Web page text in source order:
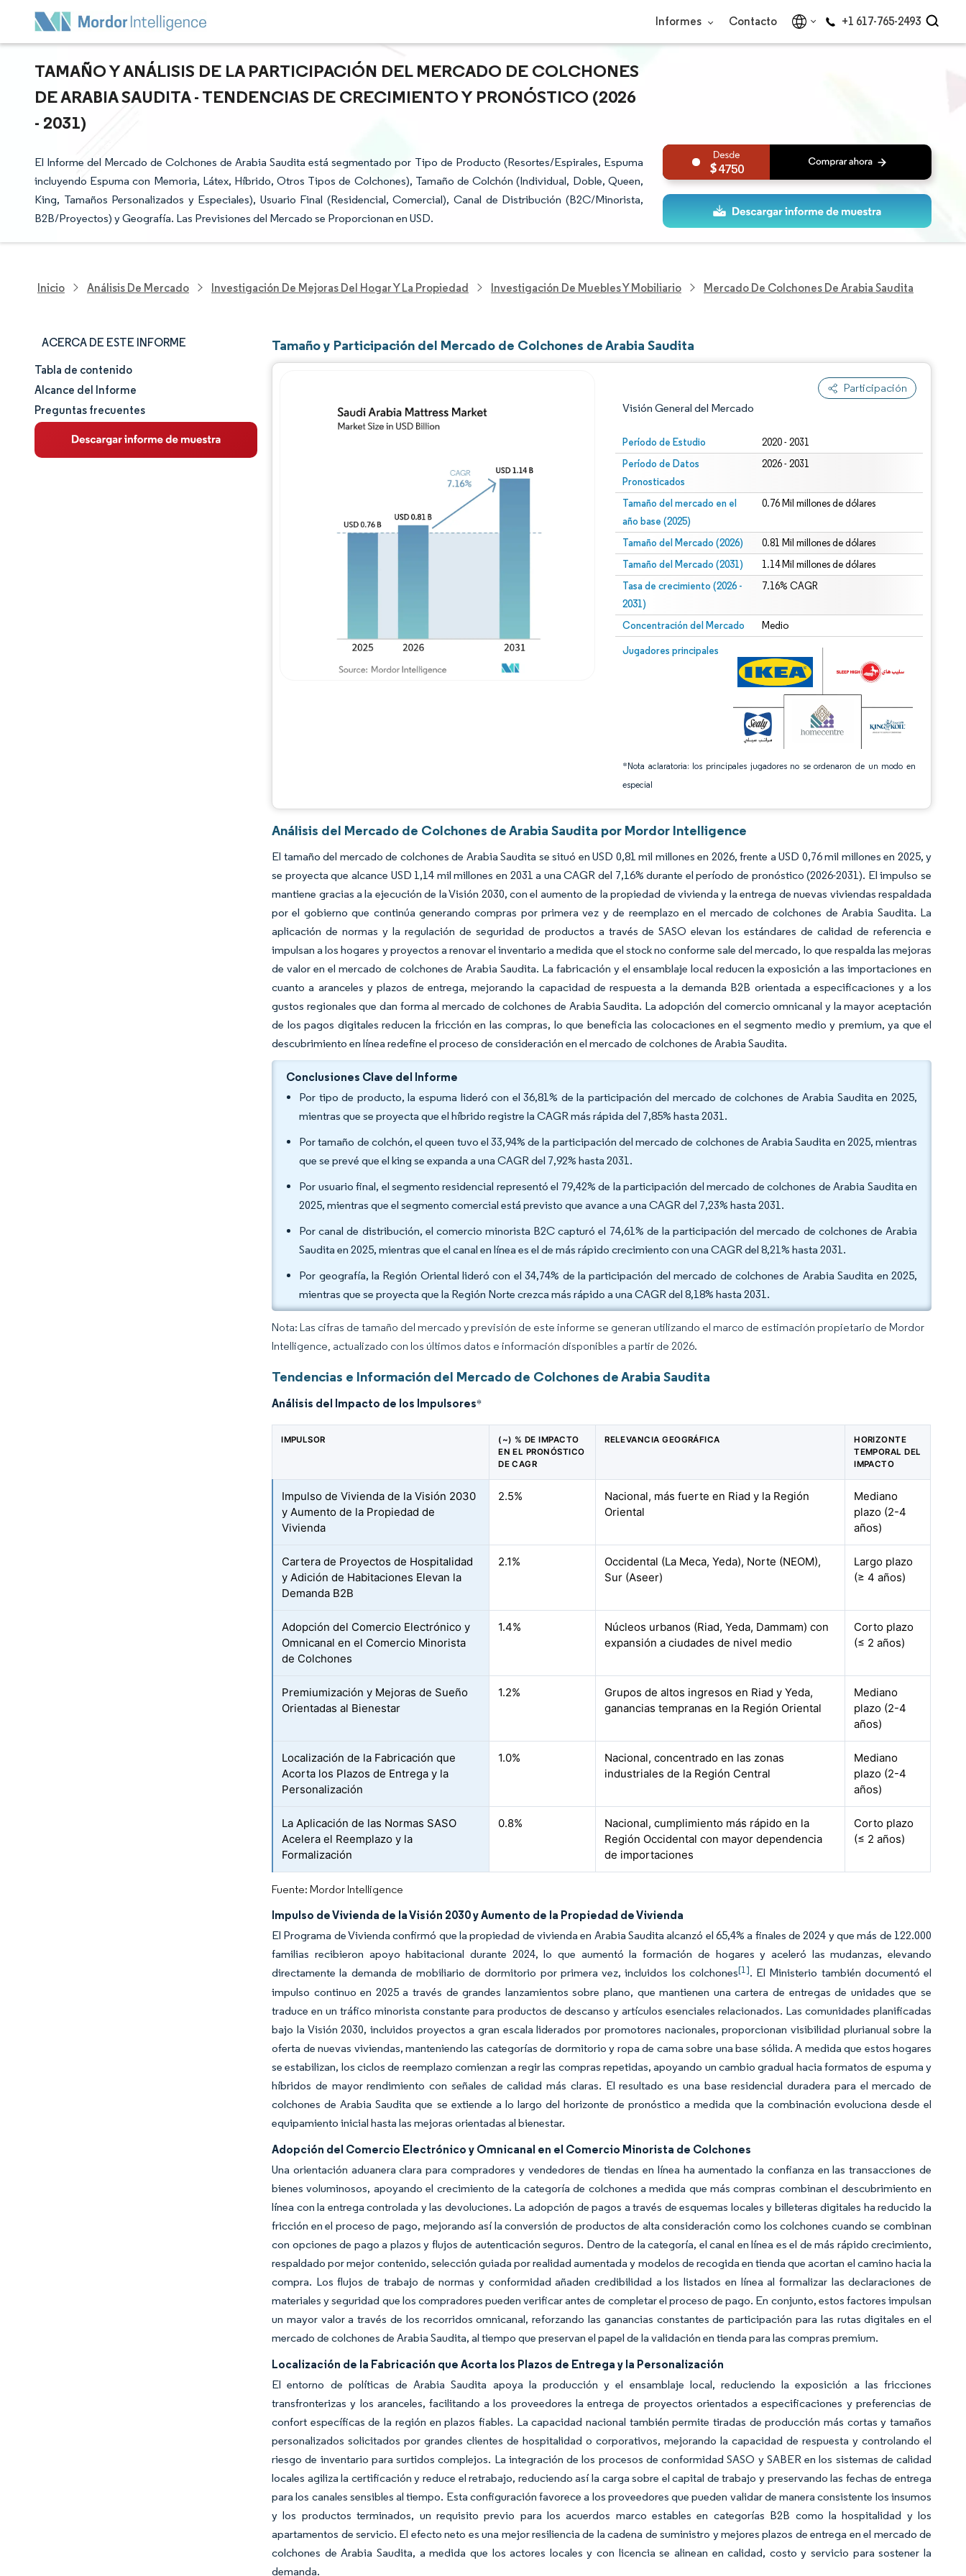
Informes Contacto +1 617-765-2493
TAMAÑO Y ANÁLISIS DE LA PARTICIPACIÓN DEL MERCADO DE COLCHONES
DE ARABIA SAUDITA - TENDENCIAS DE CRECIMIENTO Y PRONÓSTICO (2026
- 2031)
El Informe del Mercado de Colchones de Arabia Saudita está segmentado por Tipo de Producto (Resortes/Espirales, Espuma
incluyendo Espuma con Memoria, Látex, Híbrido, Otros Tipos de Colchones), Tamaño de Colchón (Individual, Doble, Queen,
King, Tamaños Personalizados y Especiales), Usuario Final (Residencial, Comercial), Canal de Distribución (B2C/Minorista,
B2B/Proyectos) y Geografía. Las Previsiones del Mercado se Proporcionan en USD.
4750
Inicio Análisis De Mercado Investigación De Mejoras Del Hogar Y La Propiedad Investigación De Muebles Y Mobiliario Mercado De Colchones De Arabia Saudita
ACERCA DE ESTE INFORME
Tamaño y cuota de mercado
Análisis de mercado
Tendencias e ideas
Tabla de contenido
Alcance del Informe
Preguntas frecuentes
Tamaño y Participación del Mercado de Colchones de Arabia Saudita
Participación
Visión General del Mercado
Período de Estudio 2020 - 2031
Período de Datos
Pronosticados
2026 - 2031
Tamaño del mercado en el
año base (2025)
0.76 Mil millones de dólares
Tamaño del Mercado (2026) 0.81 Mil millones de dólares
Tamaño del Mercado (2031) 1.14 Mil millones de dólares
Tasa de crecimiento (2026 -
2031)
7.16% CAGR
Concentración del Mercado Medio
Jugadores principales
*Nota aclaratoria: los principales jugadores no se ordenaron de un modo en
especial
Imagen © Mordor Intelligence. El uso requiere atribución según CC BY 4.0.
Imagen © Mordor Intelligence. El uso requiere atribución según CC BY 4.0.
Análisis del Mercado de Colchones de Arabia Saudita por Mordor Intelligence
El tamaño del mercado de colchones de Arabia Saudita se situó en USD 0,81 mil millones en 2026, frente a USD 0,76 mil millones en 2025, y
se proyecta que alcance USD 1,14 mil millones en 2031 a una CAGR del 7,16% durante el período de pronóstico (2026-2031). El impulso se
mantiene gracias a la ejecución de la Visión 2030, con el aumento de la propiedad de vivienda y la entrega de nuevas viviendas respaldada
por el gobierno que continúa generando compras por primera vez y de reemplazo en el mercado de colchones de Arabia Saudita. La
aplicación de normas y la regulación de seguridad de productos a través de SASO elevan los estándares de calidad de referencia e
impulsan a los hogares y proyectos a renovar el inventario a medida que el stock no conforme sale del mercado, lo que respalda las mejoras
de valor en el mercado de colchones de Arabia Saudita. La fabricación y el ensamblaje local reducen la exposición a las importaciones en
cuanto a aranceles y plazos de entrega, mejorando la capacidad de respuesta a la demanda B2B orientada a especificaciones y a los
gustos regionales que dan forma al mercado de colchones de Arabia Saudita. La adopción del comercio omnicanal y la mayor aceptación
de los pagos digitales reducen la fricción en las compras, lo que beneficia las colocaciones en el segmento medio y premium, ya que el
descubrimiento en línea redefine el proceso de consideración en el mercado de colchones de Arabia Saudita.
Conclusiones Clave del Informe
Por tipo de producto, la espuma lideró con el 36,81% de la participación del mercado de colchones de Arabia Saudita en 2025,
mientras que se proyecta que el híbrido registre la CAGR más rápida del 7,85% hasta 2031.
Por tamaño de colchón, el queen tuvo el 33,94% de la participación del mercado de colchones de Arabia Saudita en 2025, mientras
que se prevé que el king se expanda a una CAGR del 7,92% hasta 2031.
Por usuario final, el segmento residencial representó el 79,42% de la participación del mercado de colchones de Arabia Saudita en
2025, mientras que el segmento comercial está previsto que avance a una CAGR del 7,23% hasta 2031.
Por canal de distribución, el comercio minorista B2C capturó el 74,61% de la participación del mercado de colchones de Arabia
Saudita en 2025, mientras que el canal en línea es el de más rápido crecimiento con una CAGR del 8,21% hasta 2031.
Por geografía, la Región Oriental lideró con el 34,74% de la participación del mercado de colchones de Arabia Saudita en 2025,
mientras que se proyecta que la Región Norte crezca más rápido a una CAGR del 8,18% hasta 2031.
Nota: Las cifras de tamaño del mercado y previsión de este informe se generan utilizando el marco de estimación propietario de Mordor
Intelligence, actualizado con los últimos datos e información disponibles a partir de 2026.
Tendencias e Información del Mercado de Colchones de Arabia Saudita
Análisis del Impacto de los Impulsores*
IMPULSOR
(~) % DE IMPACTO
EN EL PRONÓSTICO
DE CAGR
RELEVANCIA GEOGRÁFICA
HORIZONTE
TEMPORAL DEL
IMPACTO
Impulso de Vivienda de la Visión 2030
y Aumento de la Propiedad de
Vivienda
2.5%
Nacional, más fuerte en Riad y la Región
Oriental
Mediano
plazo (2-4
años)
Cartera de Proyectos de Hospitalidad
y Adición de Habitaciones Elevan la
Demanda B2B
2.1%
Occidental (La Meca, Yeda), Norte (NEOM),
Sur (Aseer)
Largo plazo
(≥ 4 años)
Adopción del Comercio Electrónico y
Omnicanal en el Comercio Minorista
de Colchones
1.4%
Núcleos urbanos (Riad, Yeda, Dammam) con
expansión a ciudades de nivel medio
Corto plazo
(≤ 2 años)
Premiumización y Mejoras de Sueño
Orientadas al Bienestar
1.2%
Grupos de altos ingresos en Riad y Yeda,
ganancias tempranas en la Región Oriental
Mediano
plazo (2-4
años)
Localización de la Fabricación que
Acorta los Plazos de Entrega y la
Personalización
1.0%
Nacional, concentrado en las zonas
industriales de la Región Central
Mediano
plazo (2-4
años)
La Aplicación de las Normas SASO
Acelera el Reemplazo y la
Formalización
0.8%
Nacional, cumplimiento más rápido en la
Región Occidental con mayor dependencia
de importaciones
Corto plazo
(≤ 2 años)
Fuente: Mordor Intelligence
Impulso de Vivienda de la Visión 2030 y Aumento de la Propiedad de Vivienda
El Programa de Vivienda confirmó que la propiedad de vivienda en Arabia Saudita alcanzó el 65,4% a finales de 2024 y que más de 122.000
familias recibieron apoyo habitacional durante 2024, lo que aumentó la formación de hogares y aceleró las mudanzas, elevando
directamente la demanda de mobiliario de dormitorio por primera vez, incluidos los colchones[1]. El Ministerio también documentó el
impulso continuo en 2025 a través de grandes lanzamientos sobre plano, que mantienen una cartera de entregas de unidades que se
traduce en un tráfico minorista constante para productos de descanso y artículos esenciales relacionados. Las comunidades planificadas
bajo la Visión 2030, incluidos proyectos a gran escala liderados por promotores nacionales, proporcionan visibilidad plurianual sobre la
oferta de nuevas viviendas, manteniendo las categorías de dormitorio y ropa de cama sobre una base sólida. A medida que estos hogares
se estabilizan, los ciclos de reemplazo comienzan a regir las compras repetidas, apoyando un cambio gradual hacia formatos de espuma y
híbridos de mayor rendimiento con señales de calidad más claras. El resultado es una base residencial duradera para el mercado de
colchones de Arabia Saudita que se extiende a lo largo del horizonte de pronóstico a medida que la combinación evoluciona desde el
equipamiento inicial hasta las mejoras orientadas al bienestar.
Adopción del Comercio Electrónico y Omnicanal en el Comercio Minorista de Colchones
Una orientación aduanera clara para compradores y vendedores de tiendas en línea ha aumentado la confianza en las transacciones de
bienes voluminosos, apoyando el crecimiento de la categoría de colchones a medida que más compras combinan el descubrimiento en
línea con la entrega controlada y las devoluciones. La adopción de pagos a través de esquemas locales y billeteras digitales ha reducido la
fricción en el proceso de pago, mejorando así la conversión de productos de alta consideración como los colchones cuando se combinan
con opciones de pago a plazos y flujos de autenticación seguros. Dentro de la categoría, el canal en línea es el de más rápido crecimiento,
respaldado por mejor contenido, selección guiada por realidad aumentada y modelos de recogida en tienda que acortan el camino hacia la
compra. Los flujos de trabajo de normas y conformidad añaden credibilidad a los listados en línea al formalizar las declaraciones de
materiales y seguridad que los compradores pueden verificar antes de completar el proceso de pago. En conjunto, estos factores impulsan
un mayor valor a través de los recorridos omnicanal, reforzando las ganancias constantes de participación para las rutas digitales en el
mercado de colchones de Arabia Saudita, al tiempo que preservan el papel de la validación en tienda para las compras premium.
Localización de la Fabricación que Acorta los Plazos de Entrega y la Personalización
El entorno de políticas de Arabia Saudita apoya la producción y el ensamblaje local, reduciendo la exposición a las fricciones
transfronterizas y los aranceles, facilitando a los proveedores la entrega de proyectos orientados a especificaciones y preferencias de
confort específicas de la región en plazos fiables. La capacidad nacional también permite tiradas de producción más cortas y tamaños
personalizados solicitados por grandes clientes de hospitalidad o corporativos, mejorando la capacidad de respuesta y controlando el
riesgo de inventario para surtidos complejos. La integración de los procesos de conformidad SASO y SABER en los sistemas de calidad
locales agiliza la certificación y reduce el retrabajo, reduciendo así la carga sobre el capital de trabajo y preservando las fechas de entrega
para los canales sensibles al tiempo. Esta configuración favorece a los proveedores que pueden validar de manera consistente los insumos
y los productos terminados, un requisito previo para los acuerdos marco estables en categorías B2B como la hospitalidad y los
apartamentos de servicio. El efecto neto es una mejor resiliencia de la cadena de suministro y mejores plazos de entrega en el mercado de
colchones de Arabia Saudita, a medida que los actores locales y con licencia se alinean en calidad, costo y servicio para sostener la
demanda.